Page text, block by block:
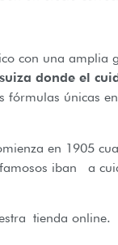
con una amplia
donde el
fórmulas únicas
en 1905
iban a
tienda online.